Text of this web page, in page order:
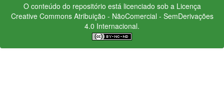
O conteúdo do repositório está licenciado sob a Licença
Creative CommonsAtribuição - NãoComercial - SemDerivações
4.0 Internacional.